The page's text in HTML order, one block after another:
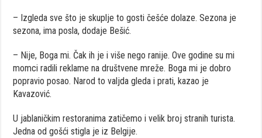
– Izgleda sve što je skuplje to gosti češće dolaze. Sezona je
sezona, ima posla, dodaje Bešić.
– Nije, Boga mi. Čak ih je i više nego ranije. Ove godine su mi
momci radili reklame na društvene mreže. Boga mi je dobro
popravio posao. Narod to valjda gleda i prati, kazao je
Kavazović.
U jablaničkim restoranima zatičemo i velik broj stranih turista.
Jedna od gošći stigla je iz Belgije.